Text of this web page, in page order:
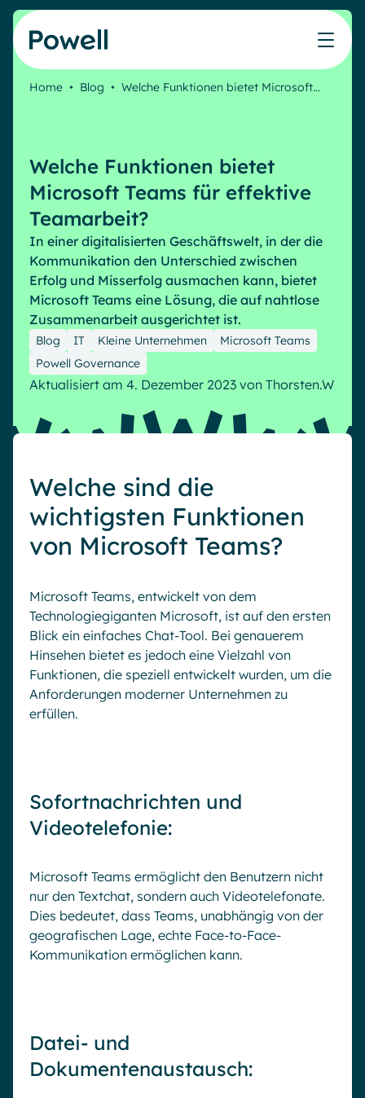
Skip to content
HR Plattform
Interne Kommunikation
Interne Kommunikation
Employee Journey & Engagement
Virtuelles Büro
AI Augmented Digital Workplace
Plattform für digitale Zusammenarbeit
Wissensbasis
Produkte
Ihre MS-Governance-Lösung
Intranet-Funktionen
Analytische
Erweiterte Anpassung und Design
Generative KI
Unsere Kunden
Partner
Treten Sie dem Expertennetzwerk von Powell bei
Finden Sie den besten Verbündeten, um Ihr Intranet-
Projekt zum Erfolg zu führen
Microsoft x Powell = ♡
Microsoft Gold Partner
Ressourcen
Blog
Webinare
Success stories
White papers
Veranstaltungen
English Deutsch
Home • Blog • Welche Funktionen bietet Microsoft…
Welche Funktionen bietet
Microsoft Teams für effektive
Teamarbeit?
In einer digitalisierten Geschäftswelt, in der die
Kommunikation den Unterschied zwischen
Erfolg und Misserfolg ausmachen kann, bietet
Microsoft Teams eine Lösung, die auf nahtlose
Zusammenarbeit ausgerichtet ist.
Blog IT Kleine Unternehmen
Microsoft Teams
Powell Governance
Aktualisiert am 4. Dezember 2023 von Thorsten.W
Welche sind die
wichtigsten Funktionen
von Microsoft Teams?
Microsoft Teams, entwickelt von dem
Technologiegiganten Microsoft, ist auf den ersten
Blick ein einfaches Chat-Tool. Bei genauerem
Hinsehen bietet es jedoch eine Vielzahl von
Funktionen, die speziell entwickelt wurden, um die
Anforderungen moderner Unternehmen zu
erfüllen.
Sofortnachrichten und
Videotelefonie:
Microsoft Teams ermöglicht den Benutzern nicht
nur den Textchat, sondern auch Videotelefonate.
Dies bedeutet, dass Teams, unabhängig von der
geografischen Lage, echte Face-to-Face-
Kommunikation ermöglichen kann.
Datei- und
Dokumentenaustausch: